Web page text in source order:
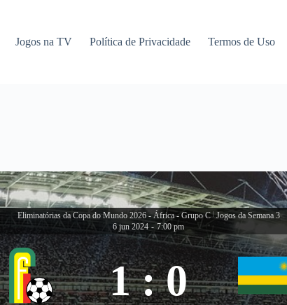
Jogos na TV Política de Privacidade Termos de Uso
Eliminatórias da Copa do Mundo 2026 - África - Grupo C | Jogos da Semana 3
6 jun 2024 - 7:00 pm
1 : 0